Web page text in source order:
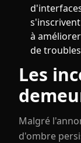
à
de
Les
Malgré
d'ombre